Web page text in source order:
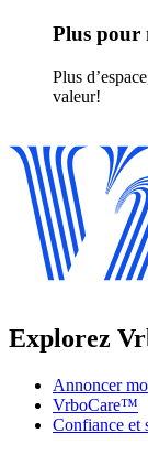
Plus pour
Plus
valeur!
Explorez
Annoncer
VrboCare™
Confiance et